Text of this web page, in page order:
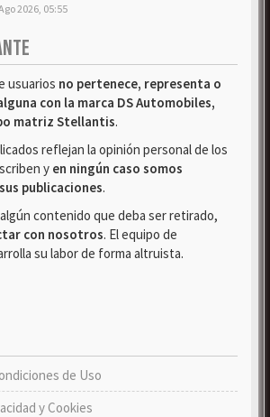
2026, 05:55
usuarios no pertenece, representa o
con la marca DS Automobiles,
matriz Stellantis.
reflejan la opinión personal de los
y en ningún caso somos
publicaciones.
contenido que deba ser retirado,
con nosotros. El equipo de
su labor de forma altruista.
de Uso
y Cookies